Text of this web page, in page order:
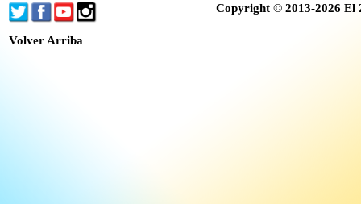
Copyright © 2013-2026 El
Volver Arriba